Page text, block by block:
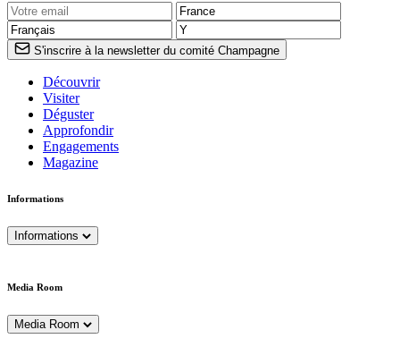
S'inscrire à la newsletter du comité Champagne
Découvrir
Visiter
Déguster
Approfondir
Engagements
Magazine
Informations
Informations
Media Room
Media Room